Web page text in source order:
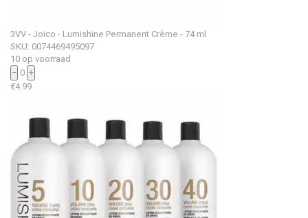
3VV - Joico - Lumishine Permanent Crème - 74 ml
SKU: 0074469495097
10 op voorraad
− 0 +
€4.99